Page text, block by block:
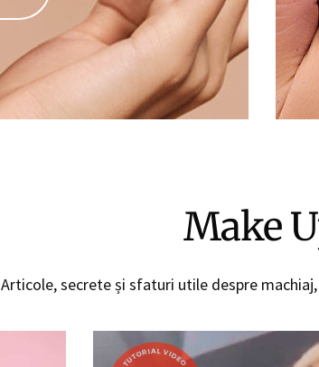
Make
Articole, secrete și sfaturi utile despre